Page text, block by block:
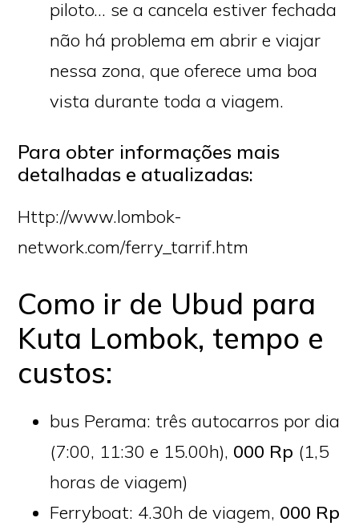
piloto… se a cancela estiver fechada
não há problema em abrir e viajar
nessa zona, que oferece uma boa
vista durante toda a viagem.
Para obter informações mais
detalhadas e atualizadas:
Http://www.lombok-
network.com/ferry_tarrif.htm
Como ir de Ubud para
Kuta Lombok, tempo e
custos:
bus Perama: três autocarros por dia
(7:00, 11:30 e 15.00h), 000 Rp (1,5
horas de viagem)
Ferryboat: 4.30h de viagem, 000 Rp